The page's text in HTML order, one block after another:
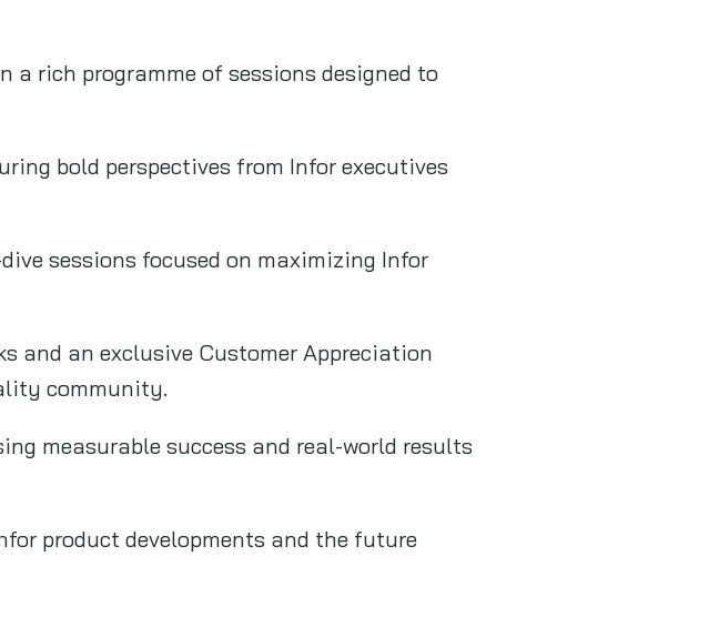
rich programme of sessions designed to
bold perspectives from Infor executives
sessions focused on maximizing Infor
and an exclusive Customer Appreciation
community.
measurable success and real-world results
product developments and the future